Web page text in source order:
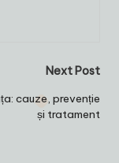
Next Post
cauze, prevenție
și tratament